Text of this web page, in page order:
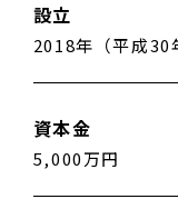
設立
2018年（平成30
資本金
5,000万円